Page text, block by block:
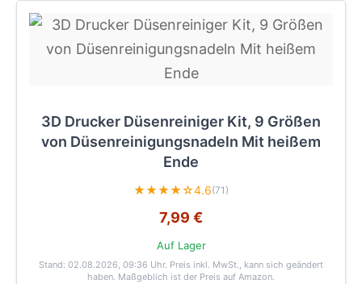
3D Drucker Düsenreiniger Kit, 9 Größen
von Düsenreinigungsnadeln Mit heißem
Ende
★★★★☆4.6(71)
7,99 €
Auf Lager
Stand: 02.08.2026, 09:36 Uhr. Preis inkl. MwSt., kann sich geändert
haben. Maßgeblich ist der Preis auf Amazon.